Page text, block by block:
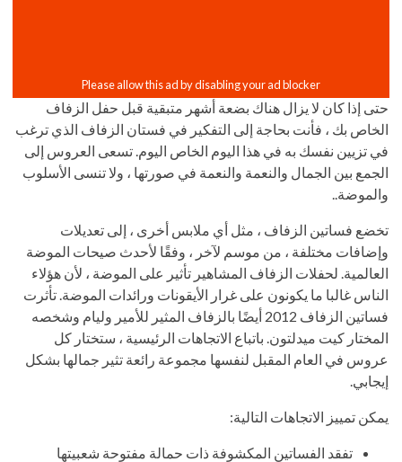
حتى إذا كان لا يزال هناك بضعة أشهر متبقية قبل حفل الزفاف
الخاص بك ، فأنت بحاجة إلى التفكير في فستان الزفاف الذي ترغب
في تزيين نفسك به في هذا اليوم الخاص اليوم. تسعى العروس إلى
الجمع بين الجمال والنعمة والنعمة في صورتها ، ولا تنسى الأسلوب
والموضة..
تخضع فساتين الزفاف ، مثل أي ملابس أخرى ، إلى تعديلات
وإضافات مختلفة ، من موسم لآخر ، وفقًا لأحدث صيحات الموضة
العالمية. لحفلات الزفاف المشاهير تأثير على الموضة ، لأن هؤلاء
الناس غالبا ما يكونون على غرار الأيقونات ورائدات الموضة. تأثرت
فساتين الزفاف 2012 أيضًا بالزفاف المثير للأمير وليام وشخصه
المختار كيت ميدلتون. باتباع الاتجاهات الرئيسية ، ستختار كل
عروس في العام المقبل لنفسها مجموعة رائعة تثير جمالها بشكل
إيجابي.
يمكن تمييز الاتجاهات التالية:
تفقد الفساتين المكشوفة ذات حمالة مفتوحة شعبيتها